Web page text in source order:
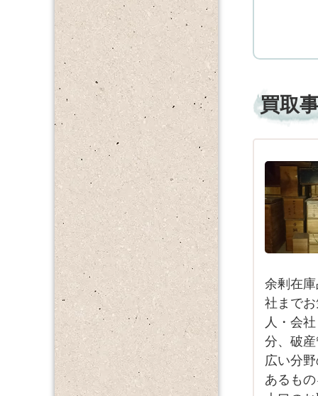
買取
余剰在
社まで
人・会
分、破
広い分
あるも